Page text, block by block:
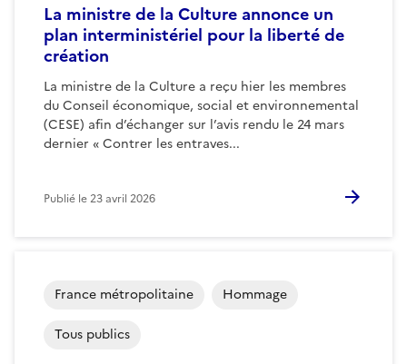
La ministre de la Culture annonce un
plan interministériel pour la liberté de
création
La ministre de la Culture a reçu hier les membres
du Conseil économique, social et environnemental
(CESE) afin d’échanger sur l’avis rendu le 24 mars
dernier « Contrer les entraves...
Publié le23 avril 2026
France métropolitaine Hommage
Tous publics